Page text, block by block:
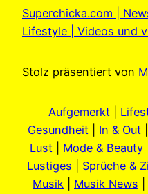
Superchicka.com |
Lifestyle | Videos und
Stolz präsentiert von
Aufgemerkt|
Gesundheit
In & Out
Lust| Mode & Beauty|
Lustiges
Sprüche &
Musik
Musik News